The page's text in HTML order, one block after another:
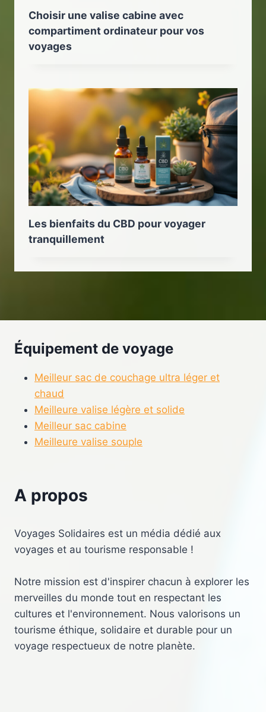
Choisir une valise cabine avec
compartiment ordinateur pour vos
voyages
Les bienfaits du CBD pour voyager
tranquillement
Équipement de voyage
Meilleur sac de couchage ultra léger et
chaud
Meilleure valise légère et solide
Meilleur sac cabine
Meilleure valise souple
A propos
Voyages Solidaires est un média dédié aux
voyages et au tourisme responsable !
Notre mission est d'inspirer chacun à explorer les
merveilles du monde tout en respectant les
cultures et l'environnement. Nous valorisons un
tourisme éthique, solidaire et durable pour un
voyage respectueux de notre planète.